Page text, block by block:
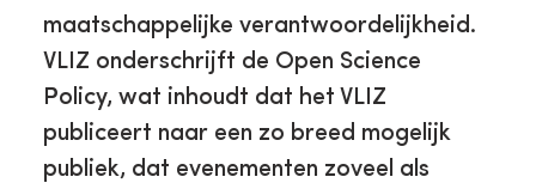
maatschappelijke verantwoordelijkheid.
VLIZ onderschrijft de Open Science
Policy, wat inhoudt dat het VLIZ
publiceert naar een zo breed mogelijk
publiek, dat evenementen zoveel als